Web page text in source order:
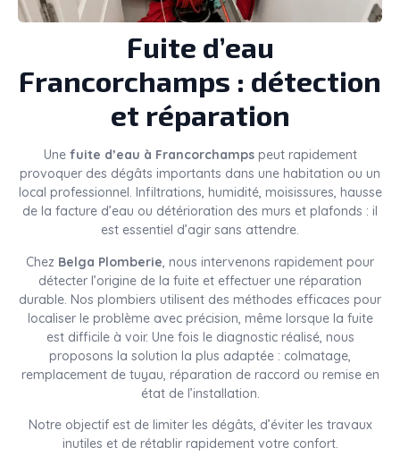
Fuite d’eau
Francorchamps : détection
et réparation
Une fuite d’eau à Francorchampspeut rapidement
provoquer des dégâts importants dans une habitation ou un
local professionnel. Infiltrations, humidité, moisissures, hausse
de la facture d’eau ou détérioration des murs et plafonds : il
est essentiel d’agir sans attendre.
Chez Belga Plomberie, nous intervenons rapidement pour
détecter l’origine de la fuite et effectuer une réparation
durable. Nos plombiers utilisent des méthodes efficaces pour
localiser le problème avec précision, même lorsque la fuite
est difficile à voir. Une fois le diagnostic réalisé, nous
proposons la solution la plus adaptée : colmatage,
remplacement de tuyau, réparation de raccord ou remise en
état de l’installation.
Notre objectif est de limiter les dégâts, d’éviter les travaux
inutiles et de rétablir rapidement votre confort.